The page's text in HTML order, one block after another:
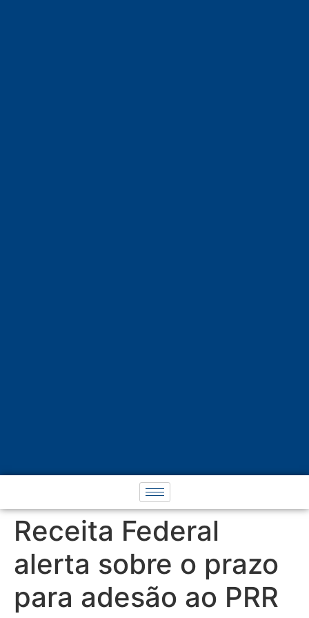
Receita Federal
alerta sobre o prazo
para adesão ao PRR